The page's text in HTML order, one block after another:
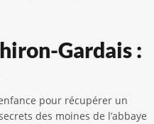
Gardais :
pour récupérer un
des moines de l’abbaye